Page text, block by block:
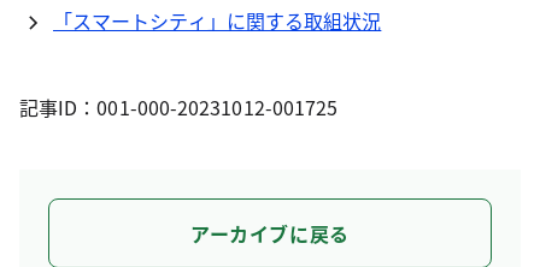
「スマートシティ」に関する取組状況
記事ID：001-000-20231012-001725
アーカイブに戻る